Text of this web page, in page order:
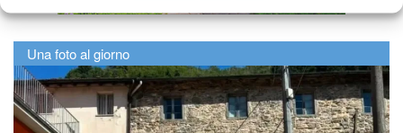
Una foto al giorno